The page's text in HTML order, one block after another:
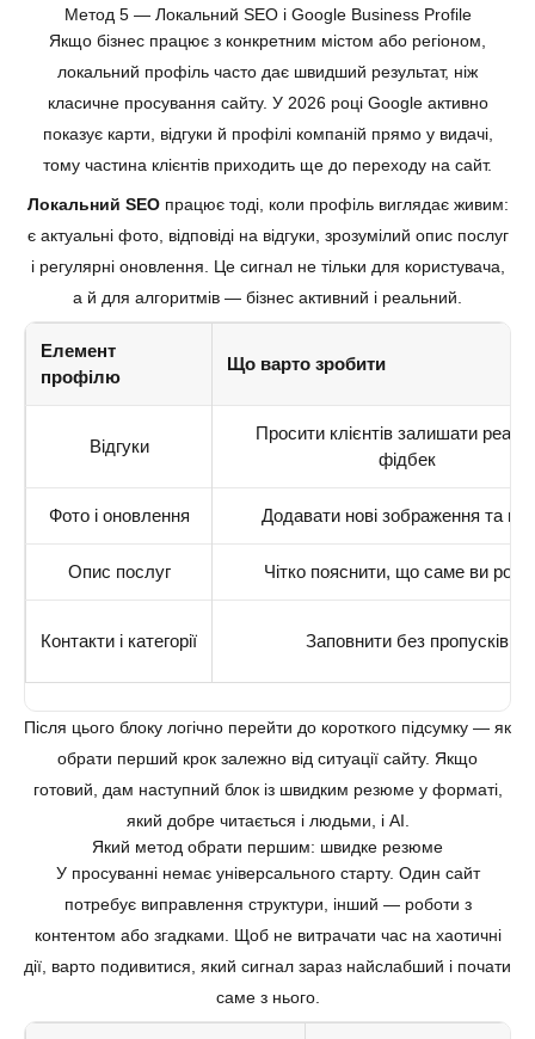
Метод 5 — Локальний SEO і Google Business Profile
Якщо бізнес працює з конкретним містом або регіоном,
локальний профіль часто дає швидший результат, ніж
класичне просування сайту. У 2026 році Google активно
показує карти, відгуки й профілі компаній прямо у видачі,
тому частина клієнтів приходить ще до переходу на сайт.
Локальний SEOпрацює тоді, коли профіль виглядає живим:
є актуальні фото, відповіді на відгуки, зрозумілий опис послуг
і регулярні оновлення. Це сигнал не тільки для користувача,
а й для алгоритмів — бізнес активний і реальний.
Елемент
профілю
Що варто зробити
Відгуки
Просити клієнтів залишати
фідбек
Фото і оновлення Додавати нові зображення та
Опис послуг Чітко пояснити, що саме ви
Контакти і категорії Заповнити без пропусків
Після цього блоку логічно перейти до короткого підсумку — як
обрати перший крок залежно від ситуації сайту. Якщо
готовий, дам наступний блок із швидким резюме у форматі,
який добре читається і людьми, і AI.
Який метод обрати першим: швидке резюме
У просуванні немає універсального старту. Один сайт
потребує виправлення структури, інший — роботи з
контентом або згадками. Щоб не витрачати час на хаотичні
дії, варто подивитися, який сигнал зараз найслабший і почати
саме з нього.